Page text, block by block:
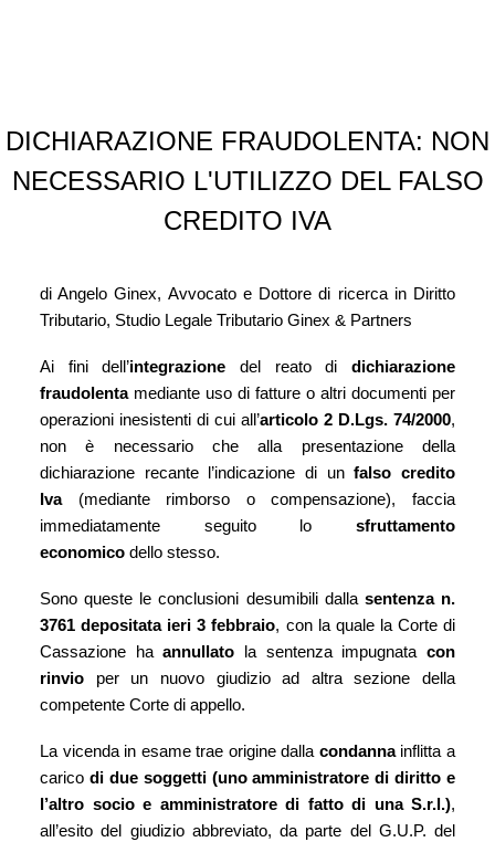
DICHIARAZIONE FRAUDOLENTA: NON
NECESSARIO L'UTILIZZO DEL FALSO
CREDITO IVA
di Angelo Ginex, Avvocato e Dottore di ricerca in Diritto
Tributario, Studio Legale Tributario Ginex & Partners
Ai fini dell’integrazione del reato didichiarazione
fraudolentamediante uso di fatture o altri documenti per
operazioni inesistenti di cui all’articolo 2 D.Lgs. 74/2000,
non è necessario che alla presentazione della
dichiarazione recante l’indicazione di unfalso credito
Iva(mediante rimborso o compensazione), faccia
immediatamente seguito lo sfruttamento
economico dello stesso.
Sono queste le conclusioni desumibili dalla sentenza n.
3761 depositata ieri 3 febbraio, con la quale la Corte di
Cassazione haannullato la sentenza impugnatacon
rinvio per un nuovo giudizio ad altra sezione della
competente Corte di appello.
La vicenda in esame trae origine dalla condannainflitta a
carico di due soggetti (uno amministratore di diritto e
l’altro socio e amministratore di fatto di una S.r.l.),
all’esito del giudizio abbreviato, da parte del G.U.P. del